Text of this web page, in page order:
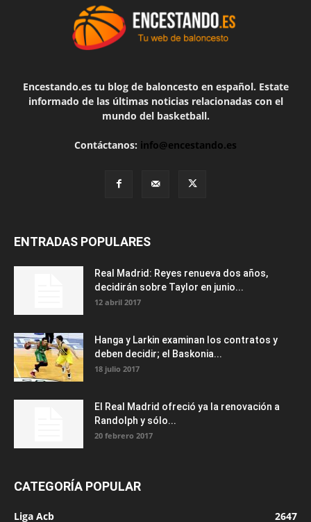
Encestando.es tu blog de baloncesto en español. Estate
informado de las últimas noticias relacionadas con el
mundo del basketball.
Contáctanos: info@encestando.es
ENTRADAS POPULARES
Real Madrid: Reyes renueva dos años,
decidirán sobre Taylor en junio...
12 abril 2017
Hanga y Larkin examinan los contratos y
deben decidir; el Baskonia...
18 julio 2017
El Real Madrid ofreció ya la renovación a
Randolph y sólo...
20 febrero 2017
CATEGORÍA POPULAR
Liga Acb 2647